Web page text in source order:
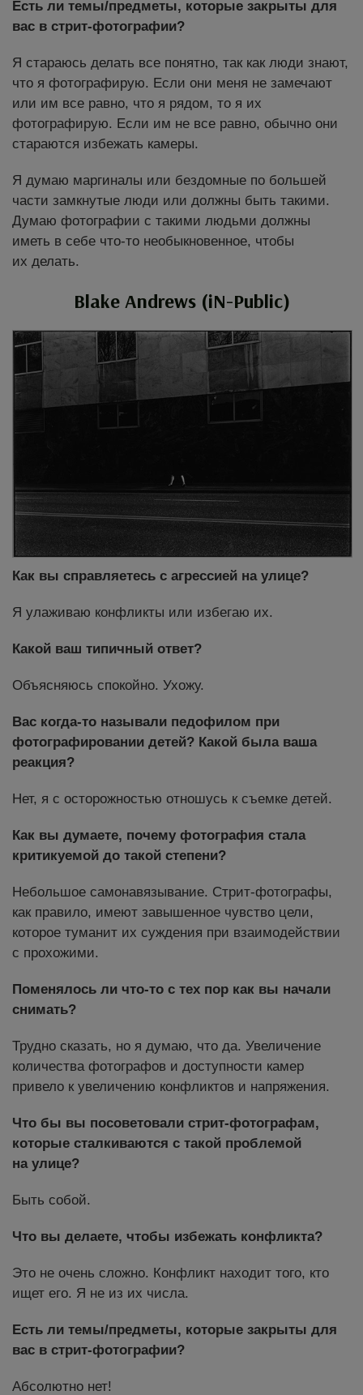
Есть ли темы/предметы, которые закрыты для
вас в стрит-фотографии?
Я стараюсь делать все понятно, так как люди знают,
что я фотографирую. Если они меня не замечают
или им все равно, что я рядом, то я их
фотографирую. Если им не все равно, обычно они
стараются избежать камеры.
Я думаю маргиналы или бездомные по большей
части замкнутые люди или должны быть такими.
Думаю фотографии с такими людьми должны
иметь в себе что-то необыкновенное, чтобы
их делать.
Blake Andrews (iN-Public)
Как вы справляетесь с агрессией на улице?
Я улаживаю конфликты или избегаю их.
Какой ваш типичный ответ?
Объясняюсь спокойно. Ухожу.
Вас когда-то называли педофилом при
фотографировании детей? Какой была ваша
реакция?
Нет, я c осторожностью отношусь к съемке детей.
Как вы думаете, почему фотография стала
критикуемой до такой степени?
Небольшое самонавязывание. Стрит-фотографы,
как правило, имеют завышенное чувство цели,
которое туманит их суждения при взаимодействии
с прохожими.
Поменялось ли что-то с тех пор как вы начали
снимать?
Трудно сказать, но я думаю, что да. Увеличение
количества фотографов и доступности камер
привело к увеличению конфликтов и напряжения.
Что бы вы посоветовали стрит-фотографам,
которые сталкиваются с такой проблемой
на улице?
Быть собой.
Что вы делаете, чтобы избежать конфликта?
Это не очень сложно. Конфликт находит того, кто
ищет его. Я не из их числа.
Есть ли темы/предметы, которые закрыты для
вас в стрит-фотографии?
Абсолютно нет!